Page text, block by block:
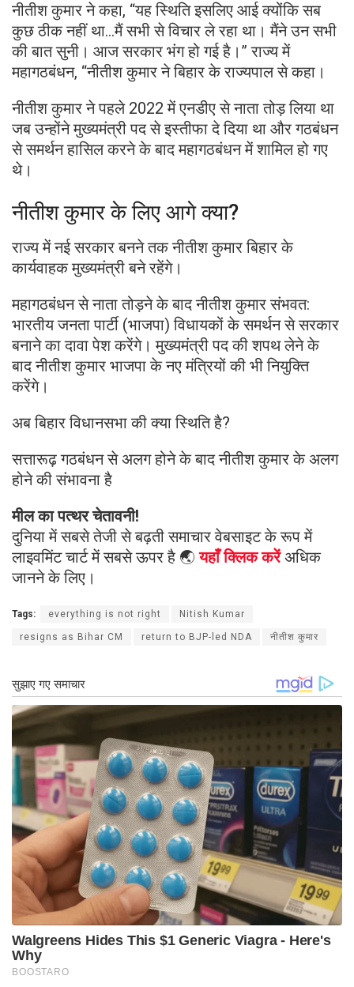
नीतीश कुमार ने कहा, “यह स्थिति इसलिए आई क्योंकि सब
कुछ ठीक नहीं था…मैं सभी से विचार ले रहा था। मैंने उन सभी
की बात सुनी। आज सरकार भंग हो गई है।” राज्य में
महागठबंधन, “नीतीश कुमार ने बिहार के राज्यपाल से कहा।
नीतीश कुमार ने पहले 2022 में एनडीए से नाता तोड़ लिया था
जब उन्होंने मुख्यमंत्री पद से इस्तीफा दे दिया था और गठबंधन
से समर्थन हासिल करने के बाद महागठबंधन में शामिल हो गए
थे।
नीतीश कुमार के लिए आगे क्या?
राज्य में नई सरकार बनने तक नीतीश कुमार बिहार के
कार्यवाहक मुख्यमंत्री बने रहेंगे।
महागठबंधन से नाता तोड़ने के बाद नीतीश कुमार संभवत:
भारतीय जनता पार्टी (भाजपा) विधायकों के समर्थन से सरकार
बनाने का दावा पेश करेंगे। मुख्यमंत्री पद की शपथ लेने के
बाद नीतीश कुमार भाजपा के नए मंत्रियों की भी नियुक्ति
करेंगे।
अब बिहार विधानसभा की क्या स्थिति है?
सत्तारूढ़ गठबंधन से अलग होने के बाद नीतीश कुमार के अलग
होने की संभावना है
मील का पत्थर चेतावनी!
दुनिया में सबसे तेजी से बढ़ती समाचार वेबसाइट के रूप में
लाइवमिंट चार्ट में सबसे ऊपर है 🌏यहाँ क्लिक करेंअधिक
जानने के लिए।
Tags: everything is not right Nitish Kumar
resigns as Bihar CM return to BJP-led NDA नीतीश कुमार